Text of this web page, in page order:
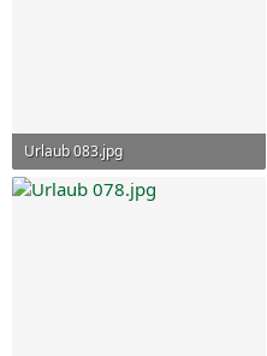
Urlaub 083.jpg
99,9 KB · Aufrufe: 29